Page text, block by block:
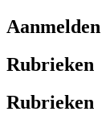
Aanmelden
Rubrieken
Rubrieken